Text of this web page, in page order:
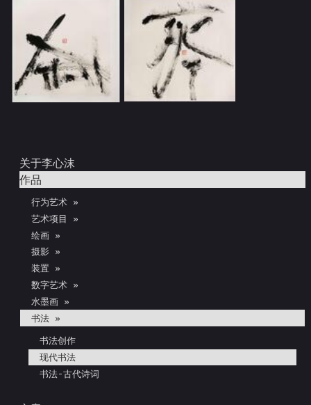
关于李心沫
作品
行为艺术 »
艺术项目 »
绘画 »
摄影 »
装置 »
数字艺术 »
水墨画 »
书法 »
书法创作
现代书法
书法-古代诗词